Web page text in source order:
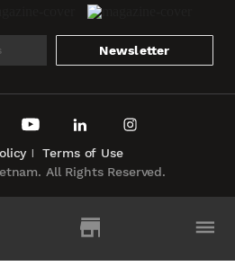
Newsletter
All Rights Reserved.
Terms of Use